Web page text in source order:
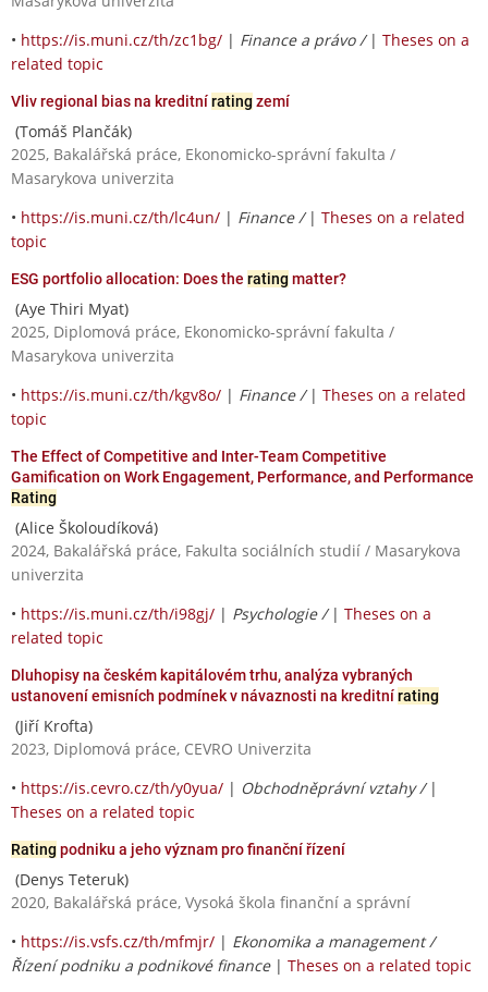
• https://is.muni.cz/th/zc1bg/ | Finance a právo / | Theses on a
related topic
Vliv regional bias na kreditnírating zemí
(Tomáš Plančák)
2025, Bakalářská práce, Ekonomicko-správní fakulta /
Masarykova univerzita
• https://is.muni.cz/th/lc4un/ | Finance / | Theses on a related
topic
ESG portfolio allocation: Does the rating matter?
(Aye Thiri Myat)
2025, Diplomová práce, Ekonomicko-správní fakulta /
Masarykova univerzita
• https://is.muni.cz/th/kgv8o/ | Finance / | Theses on a related
topic
The Effect of Competitive and Inter-Team Competitive
Gamification on Work Engagement, Performance, and Performance
Rating
(Alice Školoudíková)
2024, Bakalářská práce, Fakulta sociálních studií / Masarykova
univerzita
• https://is.muni.cz/th/i98gj/ | Psychologie / | Theses on a
related topic
Dluhopisy na českém kapitálovém trhu, analýza vybraných
ustanovení emisních podmínek v návaznosti na kreditnírating
(Jiří Krofta)
2023, Diplomová práce, CEVRO Univerzita
• https://is.cevro.cz/th/y0yua/ | Obchodněprávní vztahy / |
Theses on a related topic
Rating podniku a jeho význam pro finanční řízení
(Denys Teteruk)
2020, Bakalářská práce, Vysoká škola finanční a správní
• https://is.vsfs.cz/th/mfmjr/ | Ekonomika a management /
Řízení podniku a podnikové finance| Theses on a related topic